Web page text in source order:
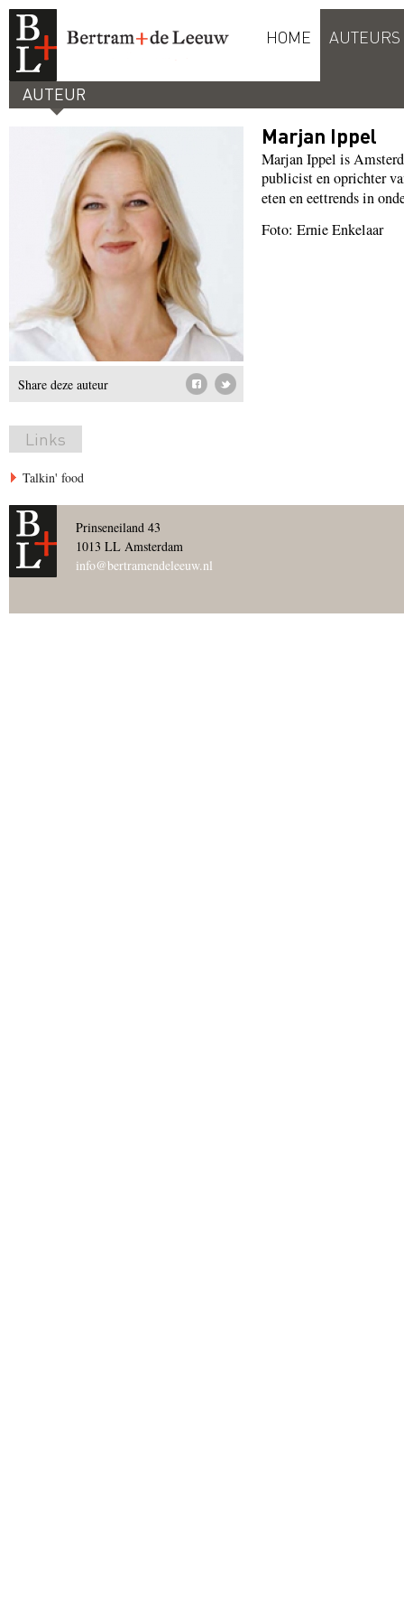
HOME AUTEURS
AUTEUR
Share deze auteur
Marjan Ippel
Marjan Ippel is
publicist en oprichter
eten en eettrends in
Foto: Ernie Enkelaar
Links
Talkin' food
Prinseneiland 43
1013 LL Amsterdam
info@bertramendeleeuw.nl